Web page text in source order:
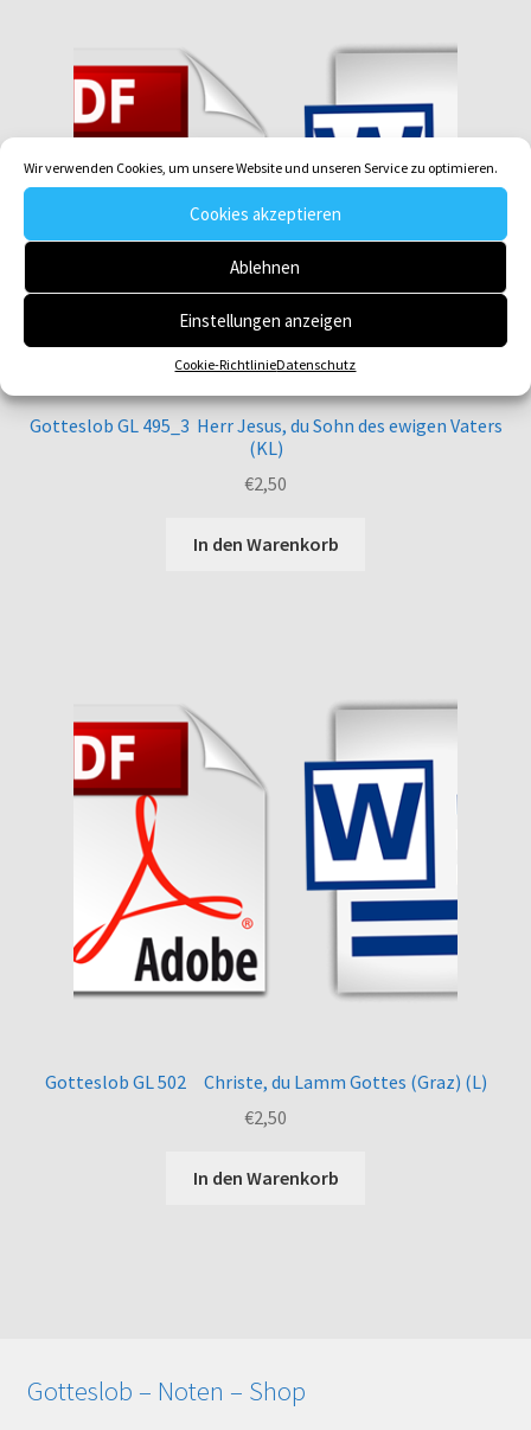
Wir verwenden Cookies, um unsere Website und unseren Service zu optimieren.
Cookies akzeptieren
Ablehnen
Einstellungen anzeigen
Cookie-RichtlinieDatenschutz
Gotteslob GL 495_3 Herr Jesus, du Sohn des ewigen Vaters
(KL)
€2,50
In den Warenkorb
Gotteslob GL 502 Christe, du Lamm Gottes (Graz) (L)
€2,50
In den Warenkorb
Gotteslob – Noten – Shop